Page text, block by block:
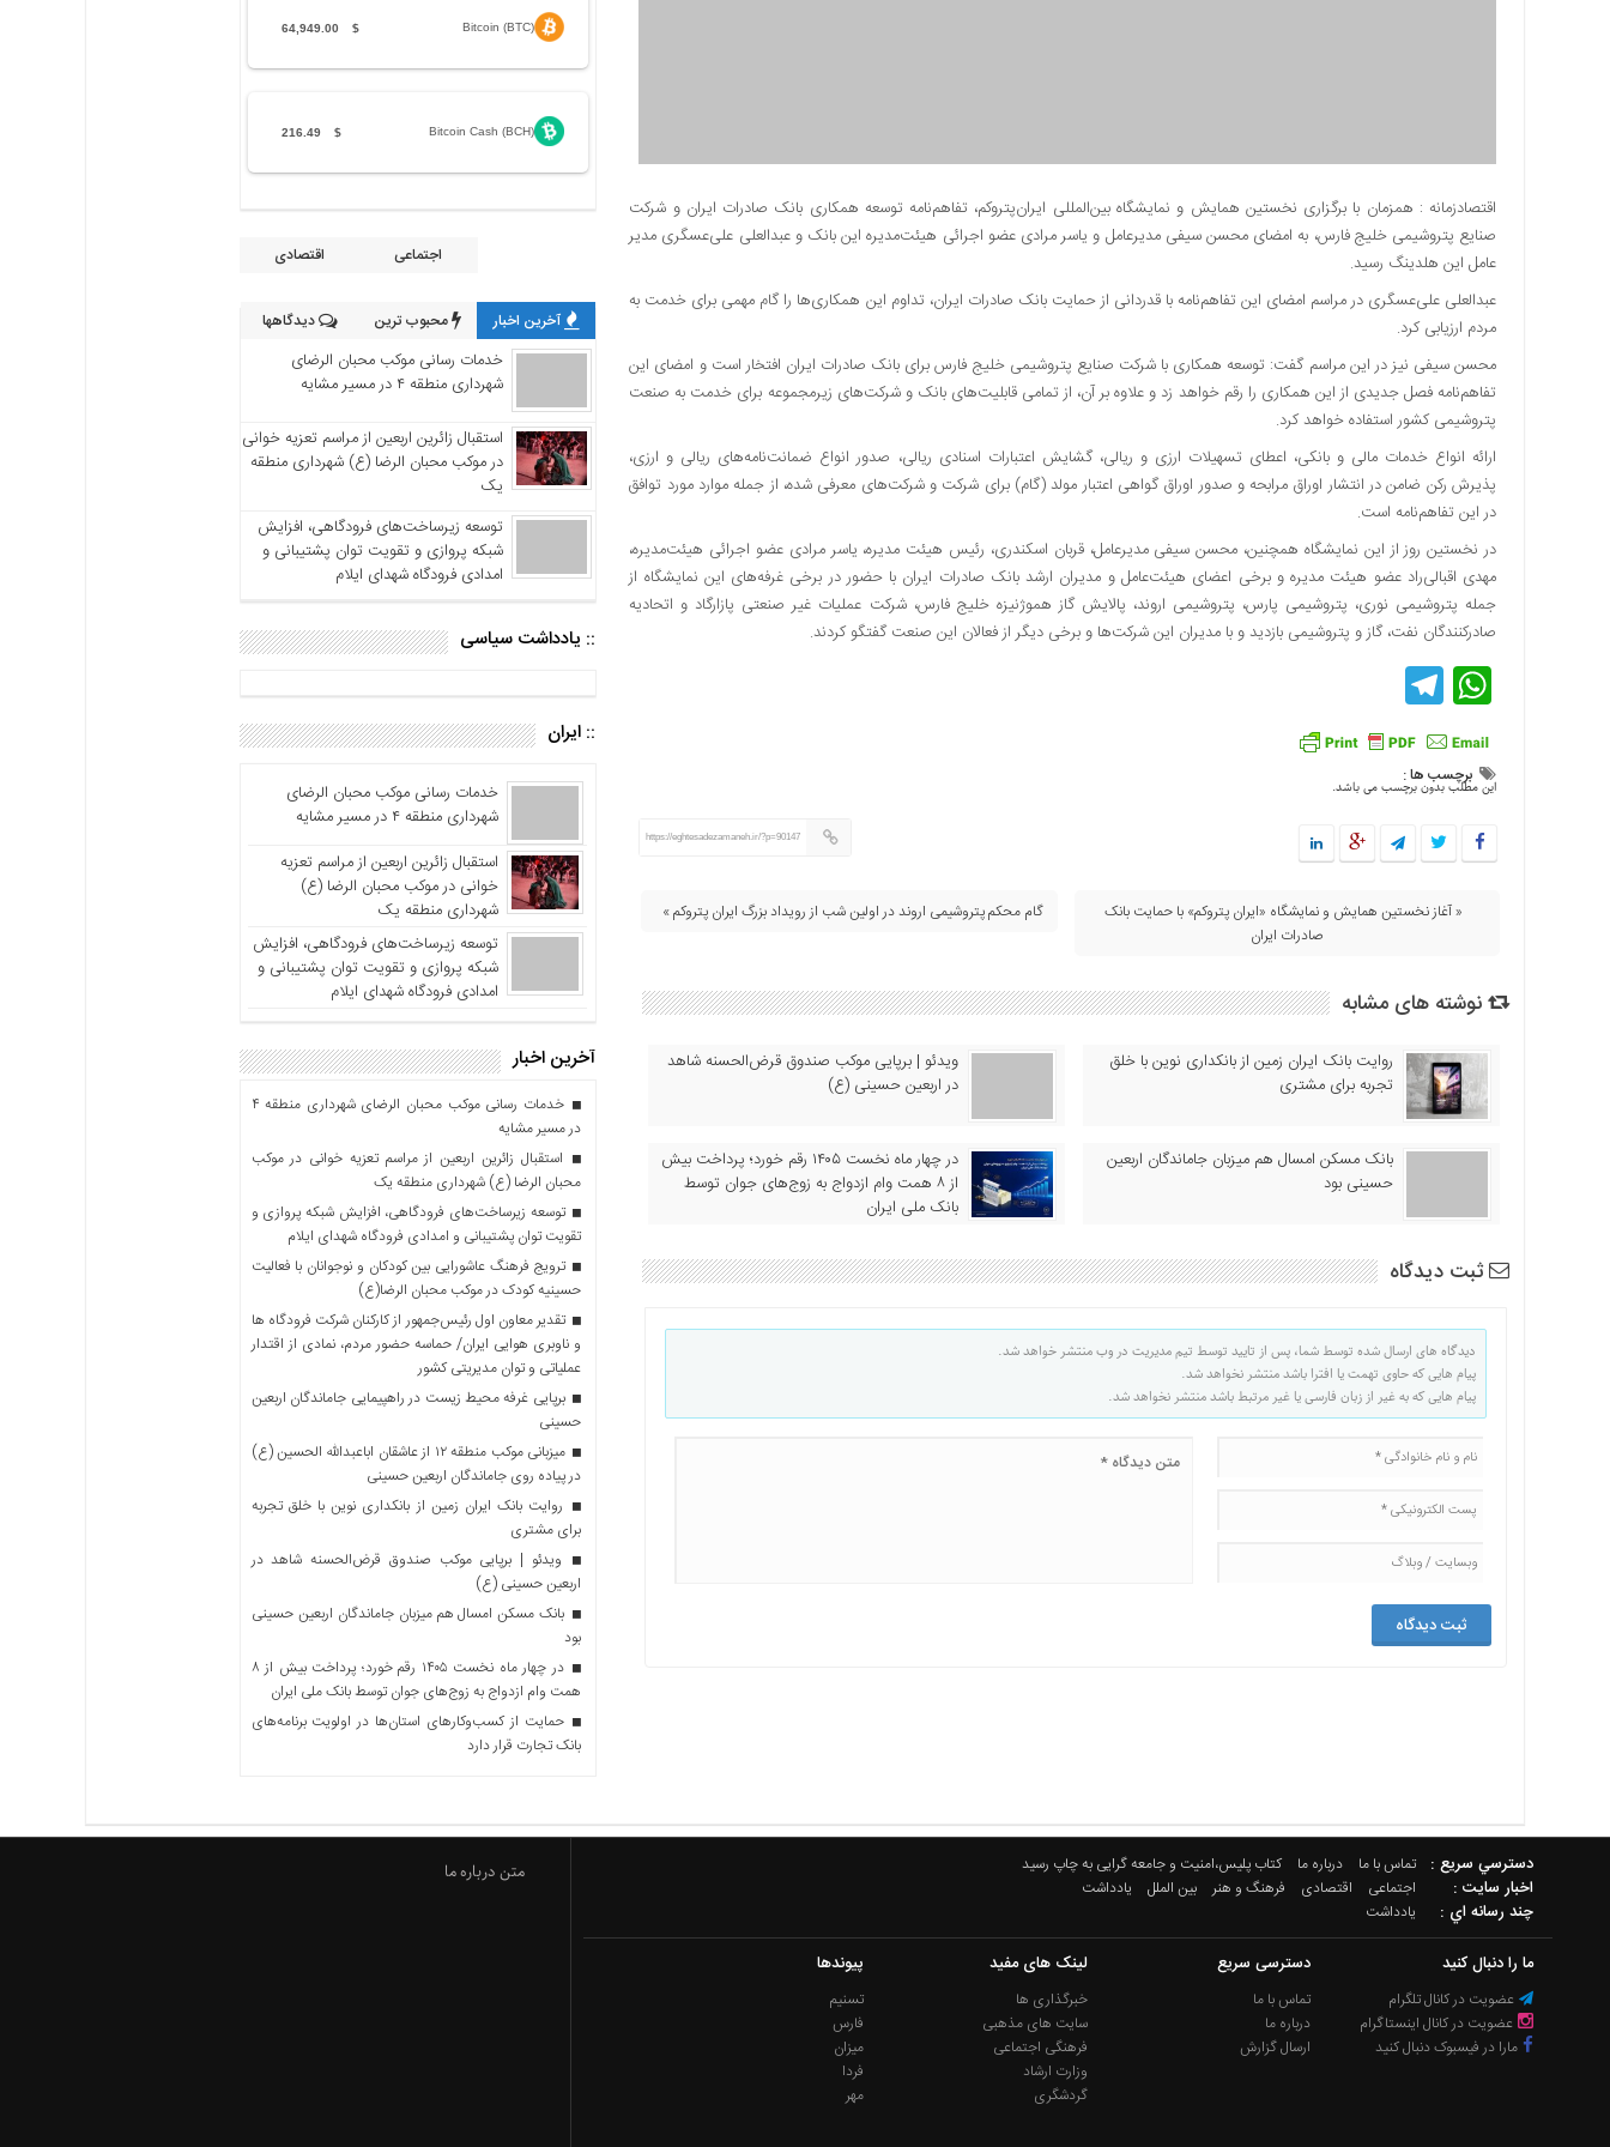
اقتصادزمانه : ​همزمان با برگزاری نخستین همایش و نمایشگاه بین‌المللی ایران‌پتروکم، تفاهم‌نامه توسعه همکاری بانک صادرات ایران و شرکت
صنایع پتروشیمی خلیج فارس، به امضای محسن سیفی مدیرعامل و یاسر مرادی عضو اجرائی هیئت‌مدیره این بانک و عبدالعلی علی‌عسگری مدیر
عامل این هلدینگ رسید.
عبدالعلی علی‌عسگری در مراسم امضای این تفاهم‌نامه با قدردانی از حمایت بانک صادرات ایران، تداوم این همکاری‌ها را گام‌ مهمی برای خدمت به
مردم ارزیابی کرد.
محسن سیفی نیز در این مراسم گفت: توسعه همکاری با شرکت صنایع پتروشیمی خلیج فارس برای بانک صادرات ایران افتخار است و امضای این
تفاهم‌نامه فصل جدیدی از این همکاری را رقم خواهد زد و علاوه بر آن، از تمامی قابلیت‌های بانک و شرکت‌های زیرمجموعه برای خدمت به صنعت
پتروشیمی کشور استفاده خواهد کرد.
ارائه انواع خدمات مالی و بانکی، اعطای تسهیلات ارزی و ریالی، گشایش اعتبارات اسنادی ریالی، صدور انواع ضمانت‌نامه‌های ریالی و ارزی،
پذیرش رکن ضامن در انتشار اوراق مرابحه و صدور اوراق گواهی اعتبار مولد (گام) برای شرکت و شرکت‌های معرفی شده، از جمله موارد مورد توافق
در این تفاهم‌نامه است‌.
در نخستین روز از این نمایشگاه همچنین، محسن سیفی مدیرعامل، قربان اسکندری، رئیس هیئت مدیره، یاسر مرادی عضو اجرائی هیئت‌مدیره،
مهدی اقبالی‌راد عضو هیئت مدیره و برخی اعضای هیئت‌عامل و مدیران ارشد بانک صادرات ایران با حضور در برخی غرفه‌های این نمایشگاه از
جمله پتروشیمی نوری، پتروشیمی پارس، پتروشیمی اروند، پالایش گاز هموژنیزه خلیج فارس، شرکت عملیات غیر صنعتی پازارگاد و اتحادیه
صادرکنندگان نفت، گاز و پتروشیمی بازدید و با مدیران این شرکت‌ها و برخی دیگر از فعالان این صنعت گفتگو کردند.​
WhatsApp
Telegram
برچسب ها :
این مطلب بدون برچسب می باشد.
https://eghtesadezamaneh.ir/?p=90147
« آغاز نخستین همایش و نمایشگاه «ایران پتروکم» با حمایت بانک
صادرات ایران
گام محکم پتروشیمی اروند در اولین شب از رویداد بزرگ ایران پتروکم »
نوشته های مشابه
روایت بانک ایران زمین از بانکداری نوین با خلق
تجربه برای مشتری
ویدئو | برپایی موکب صندوق قرض‌الحسنه شاهد
در اربعین حسینی (ع)
بانک مسکن امسال هم میزبان جاماندگان اربعین
حسینی بود
در چهار ماه نخست ۱۴۰۵ رقم خورد؛ پرداخت بیش
از ۸ همت وام ازدواج به زوج‌های جوان توسط
بانک ملی ایران
ثبت دیدگاه
دیدگاه های ارسال شده توسط شما، پس از تایید توسط تیم مدیریت در وب منتشر خواهد شد.
پیام هایی که حاوی تهمت یا افترا باشد منتشر نخواهد شد.
پیام هایی که به غیر از زبان فارسی یا غیر مرتبط باشد منتشر نخواهد شد.
Bitcoin (BTC)
$
64,949.00
Bitcoin Cash (BCH)
$
216.49
اجتماعی اقتصادی
آخرین اخبار محبوب ترین دیدگاهها
خدمات رسانی موکب محبان الرضای
شهرداری منطقه ۴ در مسیر مشایه
استقبال زائرین اربعین از مراسم تعزیه خوانی
در موکب محبان الرضا (ع) شهرداری منطقه
یک
توسعه زیرساخت‌های فرودگاهی، افزایش
شبکه پروازی و تقویت توان پشتیبانی و
امدادی فرودگاه شهدای ایلام
:: یادداشت سیاسی
:: ایران
خدمات رسانی موکب محبان الرضای
شهرداری منطقه ۴ در مسیر مشایه
استقبال زائرین اربعین از مراسم تعزیه
خوانی در موکب محبان الرضا (ع)
شهرداری منطقه یک
توسعه زیرساخت‌های فرودگاهی، افزایش
شبکه پروازی و تقویت توان پشتیبانی و
امدادی فرودگاه شهدای ایلام
آخرین اخبار
خدمات رسانی موکب محبان الرضای شهرداری منطقه ۴
در مسیر مشایه
استقبال زائرین اربعین از مراسم تعزیه خوانی در موکب
محبان الرضا (ع) شهرداری منطقه یک
توسعه زیرساخت‌های فرودگاهی، افزایش شبکه پروازی و
تقویت توان پشتیبانی و امدادی فرودگاه شهدای ایلام
ترویج فرهنگ عاشورایی بین کودکان و نوجوانان با فعالیت
حسینیه کودک در موکب محبان الرضا(ع)
تقدیر معاون اول رئیس‌جمهور از کارکنان شرکت فرودگاه ها
و ناوبری هوایی ایران/ حماسه حضور مردم، نمادی از اقتدار
عملیاتی و توان مدیریتی کشور
برپایی غرفه محیط زیست در راهپیمایی جاماندگان اربعین
حسینی
میزبانی موکب منطقه ۱۲ از عاشقان اباعبدالله الحسین (ع)
در پیاده روی جاماندگان اربعین حسینی
روایت بانک ایران زمین از بانکداری نوین با خلق تجربه
برای مشتری
ویدئو | برپایی موکب صندوق قرض‌الحسنه شاهد در
اربعین حسینی (ع)
بانک مسکن امسال هم میزبان جاماندگان اربعین حسینی
بود
در چهار ماه نخست ۱۴۰۵ رقم خورد؛ پرداخت بیش از ۸
همت وام ازدواج به زوج‌های جوان توسط بانک ملی ایران
حمایت از کسب‌وکارهای استان‌ها در اولویت برنامه‌های
بانک تجارت قرار دارد
دسترسي سريع : تماس با ما درباره ما کتاب پلیس،امنیت و جامعه گرایی به چاپ رسید
اخبار سایت : اجتماعی اقتصادی فرهنگ و هنر بین الملل یادداشت
چند رسانه اي : یادداشت
ما را دنبال کنید
عضویت در کانال تلگرام
عضویت در کانال اینستاگرام
مارا در فیسبوک دنبال کنید
دسترسی سریع
تماس با ما
درباره ما
ارسال گزارش
لینک های مفید
خبرگذاری ها
سایت های مذهبی
فرهنگی اجتماعی
وزارت ارشاد
گردشگری
پیوندها
تسنیم
فارس
میزان
فردا
مهر
متن درباره ما